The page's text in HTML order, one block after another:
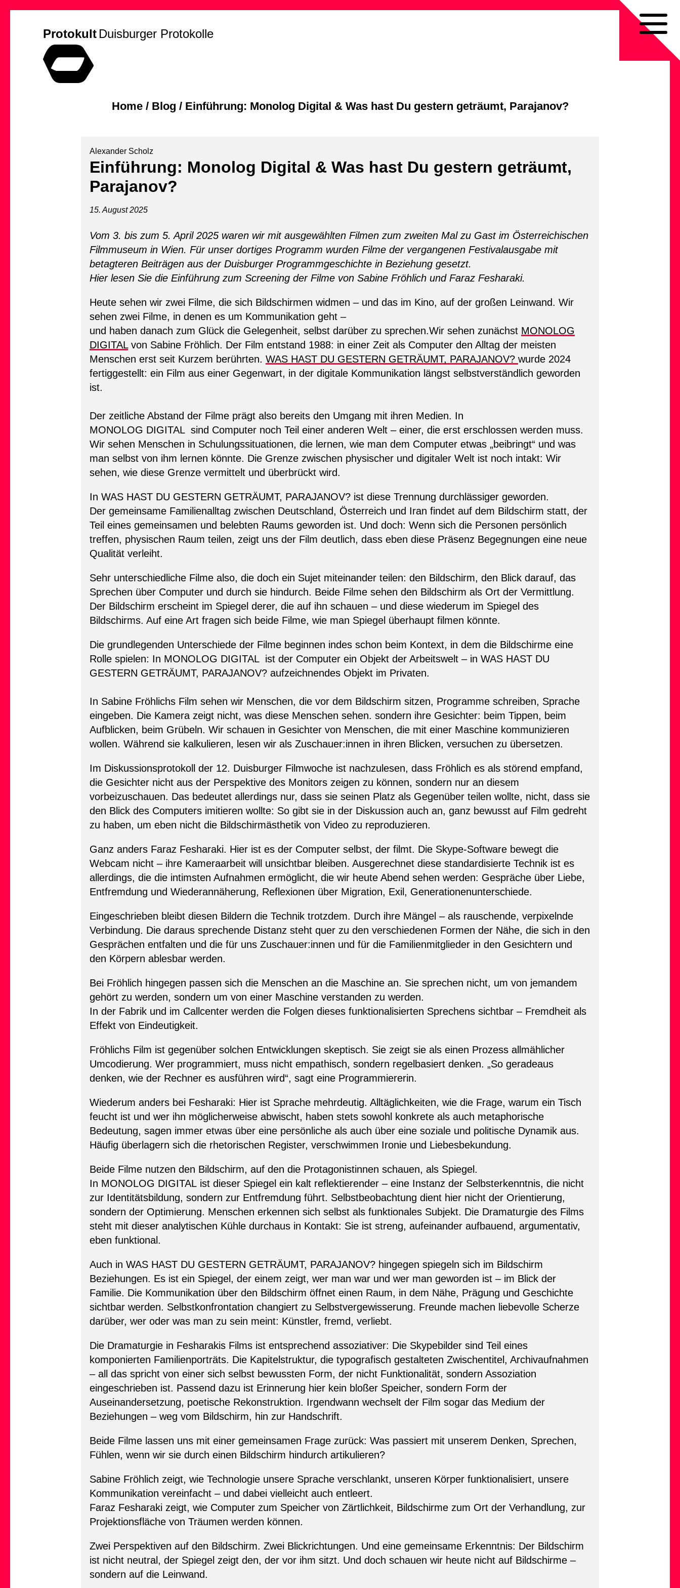
Protokult Duisburger Protokolle
Home/ Blog / Einführung: Monolog Digital & Was hast Du gestern geträumt, Parajanov?
Alexander Scholz
Einführung: Monolog Digital & Was hast Du gestern geträumt,
Parajanov?
15. August 2025
Vom 3. bis zum 5. April 2025 waren wir mit ausgewählten Filmen zum zweiten Mal zu Gast im Österreichischen
Filmmuseum in Wien. Für unser dortiges Programm wurden Filme der vergangenen Festivalausgabe mit
betagteren Beiträgen aus der Duisburger Programmgeschichte in Beziehung gesetzt.
Hier lesen Sie die Einführung zum Screening der Filme von Sabine Fröhlich und Faraz Fesharaki.
Heute sehen wir zwei Filme, die sich Bildschirmen widmen – und das im Kino, auf der großen Leinwand. Wir
sehen zwei Filme, in denen es um Kommunikation geht –
und haben danach zum Glück die Gelegenheit, selbst darüber zu sprechen.Wir sehen zunächst MONOLOG
DIGITALvon Sabine Fröhlich. Der Film entstand 1988: in einer Zeit als Computer den Alltag der meisten
Menschen erst seit Kurzem berührten. WAS HAST DU GESTERN GETRÄUMT, PARAJANOV? wurde 2024
fertiggestellt: ein Film aus einer Gegenwart, in der digitale Kommunikation längst selbstverständlich geworden
ist.
Der zeitliche Abstand der Filme prägt also bereits den Umgang mit ihren Medien. In
MONOLOG DIGITAL sind Computer noch Teil einer anderen Welt – einer, die erst erschlossen werden muss.
Wir sehen Menschen in Schulungssituationen, die lernen, wie man dem Computer etwas „beibringt“ und was
man selbst von ihm lernen könnte. Die Grenze zwischen physischer und digitaler Welt ist noch intakt: Wir
sehen, wie diese Grenze vermittelt und überbrückt wird.
In WAS HAST DU GESTERN GETRÄUMT, PARAJANOV? ist diese Trennung durchlässiger geworden.
Der gemeinsame Familienalltag zwischen Deutschland, Österreich und Iran findet auf dem Bildschirm statt, der
Teil eines gemeinsamen und belebten Raums geworden ist. Und doch: Wenn sich die Personen persönlich
treffen, physischen Raum teilen, zeigt uns der Film deutlich, dass eben diese Präsenz Begegnungen eine neue
Qualität verleiht.
Sehr unterschiedliche Filme also, die doch ein Sujet miteinander teilen: den Bildschirm, den Blick darauf, das
Sprechen über Computer und durch sie hindurch. Beide Filme sehen den Bildschirm als Ort der Vermittlung.
Der Bildschirm erscheint im Spiegel derer, die auf ihn schauen – und diese wiederum im Spiegel des
Bildschirms. Auf eine Art fragen sich beide Filme, wie man Spiegel überhaupt filmen könnte.
Die grundlegenden Unterschiede der Filme beginnen indes schon beim Kontext, in dem die Bildschirme eine
Rolle spielen: In MONOLOG DIGITAL ist der Computer ein Objekt der Arbeitswelt – in WAS HAST DU
GESTERN GETRÄUMT, PARAJANOV? aufzeichnendes Objekt im Privaten.
In Sabine Fröhlichs Film sehen wir Menschen, die vor dem Bildschirm sitzen, Programme schreiben, Sprache
eingeben. Die Kamera zeigt nicht, was diese Menschen sehen. sondern ihre Gesichter: beim Tippen, beim
Aufblicken, beim Grübeln. Wir schauen in Gesichter von Menschen, die mit einer Maschine kommunizieren
wollen. Während sie kalkulieren, lesen wir als Zuschauer:innen in ihren Blicken, versuchen zu übersetzen.
Im Diskussionsprotokoll der 12. Duisburger Filmwoche ist nachzulesen, dass Fröhlich es als störend empfand,
die Gesichter nicht aus der Perspektive des Monitors zeigen zu können, sondern nur an diesem
vorbeizuschauen. Das bedeutet allerdings nur, dass sie seinen Platz als Gegenüber teilen wollte, nicht, dass sie
den Blick des Computers imitieren wollte: So gibt sie in der Diskussion auch an, ganz bewusst auf Film gedreht
zu haben, um eben nicht die Bildschirmästhetik von Video zu reproduzieren.
Ganz anders Faraz Fesharaki. Hier ist es der Computer selbst, der filmt. Die Skype-Software bewegt die
Webcam nicht – ihre Kameraarbeit will unsichtbar bleiben. Ausgerechnet diese standardisierte Technik ist es
allerdings, die die intimsten Aufnahmen ermöglicht, die wir heute Abend sehen werden: Gespräche über Liebe,
Entfremdung und Wiederannäherung, Reflexionen über Migration, Exil, Generationenunterschiede.
Eingeschrieben bleibt diesen Bildern die Technik trotzdem. Durch ihre Mängel – als rauschende, verpixelnde
Verbindung. Die daraus sprechende Distanz steht quer zu den verschiedenen Formen der Nähe, die sich in den
Gesprächen entfalten und die für uns Zuschauer:innen und für die Familienmitglieder in den Gesichtern und
den Körpern ablesbar werden.
Bei Fröhlich hingegen passen sich die Menschen an die Maschine an. Sie sprechen nicht, um von jemandem
gehört zu werden, sondern um von einer Maschine verstanden zu werden.
In der Fabrik und im Callcenter werden die Folgen dieses funktionalisierten Sprechens sichtbar – Fremdheit als
Effekt von Eindeutigkeit.
Fröhlichs Film ist gegenüber solchen Entwicklungen skeptisch. Sie zeigt sie als einen Prozess allmählicher
Umcodierung. Wer programmiert, muss nicht empathisch, sondern regelbasiert denken. „So geradeaus
denken, wie der Rechner es ausführen wird“, sagt eine Programmiererin.
Wiederum anders bei Fesharaki: Hier ist Sprache mehrdeutig. Alltäglichkeiten, wie die Frage, warum ein Tisch
feucht ist und wer ihn möglicherweise abwischt, haben stets sowohl konkrete als auch metaphorische
Bedeutung, sagen immer etwas über eine persönliche als auch über eine soziale und politische Dynamik aus.
Häufig überlagern sich die rhetorischen Register, verschwimmen Ironie und Liebesbekundung.
Beide Filme nutzen den Bildschirm, auf den die Protagonistinnen schauen, als Spiegel.
In MONOLOG DIGITAL ist dieser Spiegel ein kalt reflektierender – eine Instanz der Selbsterkenntnis, die nicht
zur Identitätsbildung, sondern zur Entfremdung führt. Selbstbeobachtung dient hier nicht der Orientierung,
sondern der Optimierung. Menschen erkennen sich selbst als funktionales Subjekt. Die Dramaturgie des Films
steht mit dieser analytischen Kühle durchaus in Kontakt: Sie ist streng, aufeinander aufbauend, argumentativ,
eben funktional.
Auch in WAS HAST DU GESTERN GETRÄUMT, PARAJANOV? hingegen spiegeln sich im Bildschirm
Beziehungen. Es ist ein Spiegel, der einem zeigt, wer man war und wer man geworden ist – im Blick der
Familie. Die Kommunikation über den Bildschirm öffnet einen Raum, in dem Nähe, Prägung und Geschichte
sichtbar werden. Selbstkonfrontation changiert zu Selbstvergewisserung. Freunde machen liebevolle Scherze
darüber, wer oder was man zu sein meint: Künstler, fremd, verliebt.
Die Dramaturgie in Fesharakis Films ist entsprechend assoziativer: Die Skypebilder sind Teil eines
komponierten Familienporträts. Die Kapitelstruktur, die typografisch gestalteten Zwischentitel, Archivaufnahmen
– all das spricht von einer sich selbst bewussten Form, der nicht Funktionalität, sondern Assoziation
eingeschrieben ist. Passend dazu ist Erinnerung hier kein bloßer Speicher, sondern Form der
Auseinandersetzung, poetische Rekonstruktion. Irgendwann wechselt der Film sogar das Medium der
Beziehungen – weg vom Bildschirm, hin zur Handschrift.
Beide Filme lassen uns mit einer gemeinsamen Frage zurück: Was passiert mit unserem Denken, Sprechen,
Fühlen, wenn wir sie durch einen Bildschirm hindurch artikulieren?
Sabine Fröhlich zeigt, wie Technologie unsere Sprache verschlankt, unseren Körper funktionalisiert, unsere
Kommunikation vereinfacht – und dabei vielleicht auch entleert.
Faraz Fesharaki zeigt, wie Computer zum Speicher von Zärtlichkeit, Bildschirme zum Ort der Verhandlung, zur
Projektionsfläche von Träumen werden können.
Zwei Perspektiven auf den Bildschirm. Zwei Blickrichtungen. Und eine gemeinsame Erkenntnis: Der Bildschirm
ist nicht neutral, der Spiegel zeigt den, der vor ihm sitzt. Und doch schauen wir heute nicht auf Bildschirme –
sondern auf die Leinwand.